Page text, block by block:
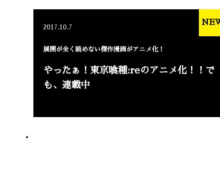
2017.10.7
展開が全く読めない傑作漫画がアニメ化！
やったぁ！東京喰種:reのアニメ化！！で
も、連載中